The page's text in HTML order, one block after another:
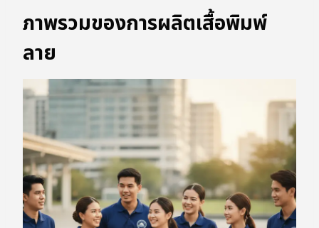
ภาพรวมของการผลิตเสื้อพิมพ์
ลาย